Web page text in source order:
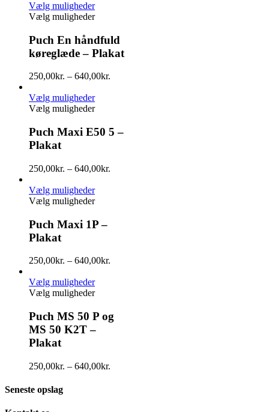
Vælg muligheder
Vælg muligheder
Puch En håndfuld
køreglæde – Plakat
250,00kr. – 640,00kr.
Vælg muligheder
Vælg muligheder
Puch Maxi E50 5 –
Plakat
250,00kr. – 640,00kr.
Vælg muligheder
Vælg muligheder
Puch Maxi 1P –
Plakat
250,00kr. – 640,00kr.
Vælg muligheder
Vælg muligheder
Puch MS 50 P og
MS 50 K2T –
Plakat
250,00kr. – 640,00kr.
Seneste opslag